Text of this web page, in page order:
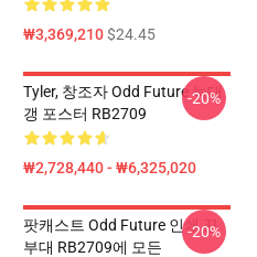
₩3,369,210$24.45
Tyler, 창조자 Odd Future 늑대
갱 포스터 RB2709
₩2,728,440 - ₩6,325,020
-20%
팟캐스트 Odd Future 인쇄 끈
부대 RB2709에 모든
-20%